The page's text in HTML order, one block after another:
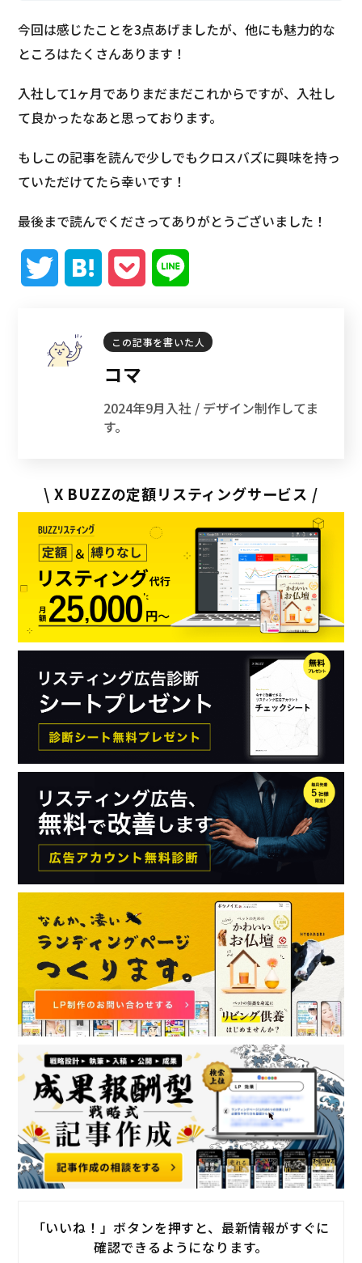
今回は感じたことを3点あげましたが、他にも魅力的な
ところはたくさんあります！
入社して1ヶ月でありまだまだこれからですが、入社し
て良かったなあと思っております。
もしこの記事を読んで少しでもクロスバズに興味を持っ
ていただけてたら幸いです！
最後まで読んでくださってありがとうございました！
i
r
t
e
n
c
e
n
この記事を書いた人
コマ
2024年9月入社 / デザイン制作してま
す。
\ X BUZZの定額リスティングサービス /
「いいね！」ボタンを押すと、最新情報がすぐに
確認できるようになります。